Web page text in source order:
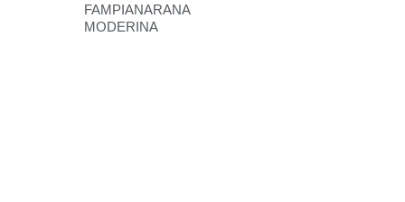
FAMPIANARANA
MODERINA